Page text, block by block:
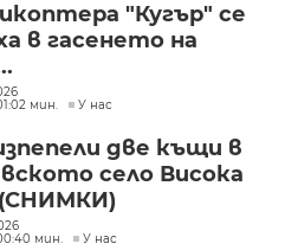
"Кугър" се
в гасенето на
мин.
У нас
две къщи в
село Висока
(СНИМКИ)
мин.
У нас